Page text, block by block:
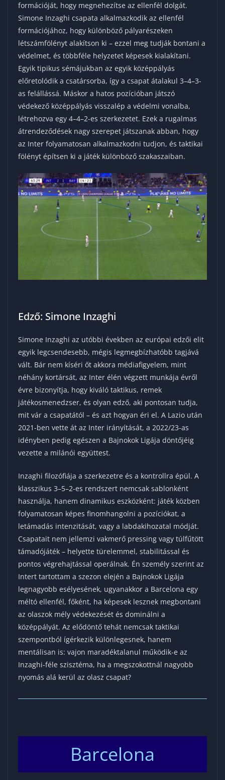
formációját, hogy megnehezítse az ellenfél dolgát.
Simone Inzaghi csapata alkalmazkodik az ellenfél
formációjához, hogy különböző pályarészeken
létszámfölényt alakítson ki – ezzel meg tudják bontani a
védelmet, és többféle helyzetet képesek kialakítani.
Egyik tipikus sémájukban az egyik középpályás
előretolódik a csatársorba, így a csapat átalakul 3–4–3-
as felállássá. Máskor a hatos pozícióban játszó
védekező középpályás visszalép a védelmi vonalba,
létrehozva egy 4–4–2-es szerkezetet. Ezek a rugalmas
átrendeződések nagy szerepet játszanak abban, hogy
az Inter folyamatosan alkalmazkodni tudjon, és taktikai
fölényt építsen ki a játék különböző szakaszaiban.
Edző: Simone Inzaghi
Simone Inzaghi az utóbbi években az európai edzői elit
egyik legcsendesebb, mégis legmegbízhatóbb tagjává
vált. Bár nem kíséri őt akkora médiafigyelem, mint
néhány kortársát, az Inter élén végzett munkája évről
évre bizonyítja, hogy kiváló taktikus, remek
játékosmenedzser, és olyan edző, aki pontosan tudja,
mit vár a csapatától – és azt hogyan éri el. A Lazio után
2021-ben vette át az Inter irányítását, a 2022/23-as
idényben pedig egészen a Bajnokok Ligája döntőjéig
vezette a milánói együttest.
Inzaghi filozófiája a szerkezetre és a kontrollra épül. A
klasszikus 3–5–2-es rendszert nemcsak sablonként
használja, hanem dinamikus eszközként: játék közben
folyamatosan képes finomhangolni a pozíciókat, a
letámadás intenzitását, vagy a labdakihozatal módját.
Csapatait nem jellemzi vakmerő pressing vagy túlfűtött
támadójáték – helyette türelemmel, stabilitással és
pontos végrehajtással operálnak. Én személy szerint az
Intert tartottam a szezon elején a Bajnokok Ligája
legnagyobb esélyesének, ugyanakkor a Barcelona egy
méltó ellenfél, főként, ha képesek lesznek megbontani
az olaszok mély védekezését és dominálni a
középpályát. Az elődöntő tehát nemcsak taktikai
szempontból ígérkezik különlegesnek, hanem
mentálisan is: vajon maradéktalanul működik-e az
Inzaghi-féle szisztéma, ha a megszokottnál nagyobb
nyomás alá kerül az olasz csapat?
Barcelona